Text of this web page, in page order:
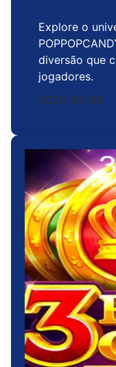
Explore o
diversão que
jogadores.
2026-02-04